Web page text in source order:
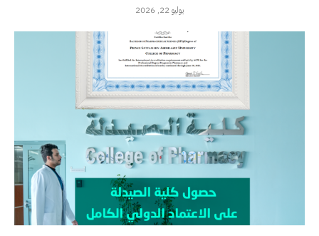
يوليو 22, 2026